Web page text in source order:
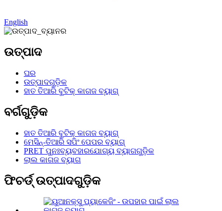
English
ଉତ୍ପାଦ
ଘର
ଉତ୍ପାଦଗୁଡ଼ିକ
ହାତ ତିଆରି ବୁଟିକ୍ କାଗଜ ବ୍ୟାଗ୍
ବର୍ଗଗୁଡ଼ିକ
ହାତ ତିଆରି ବୁଟିକ୍ କାଗଜ ବ୍ୟାଗ୍
ମେସିନ୍-ତିଆରି ସପିଂ ପେପର ବ୍ୟାଗ୍
PRET ପୁନଃବ୍ୟବହାରଯୋଗ୍ୟ ବ୍ୟାଗଗୁଡ଼ିକ
ଲାଲ କାଗଜ ବ୍ୟାଗ
ଫିଚର୍ଡ୍ ଉତ୍ପାଦଗୁଡ଼ିକ